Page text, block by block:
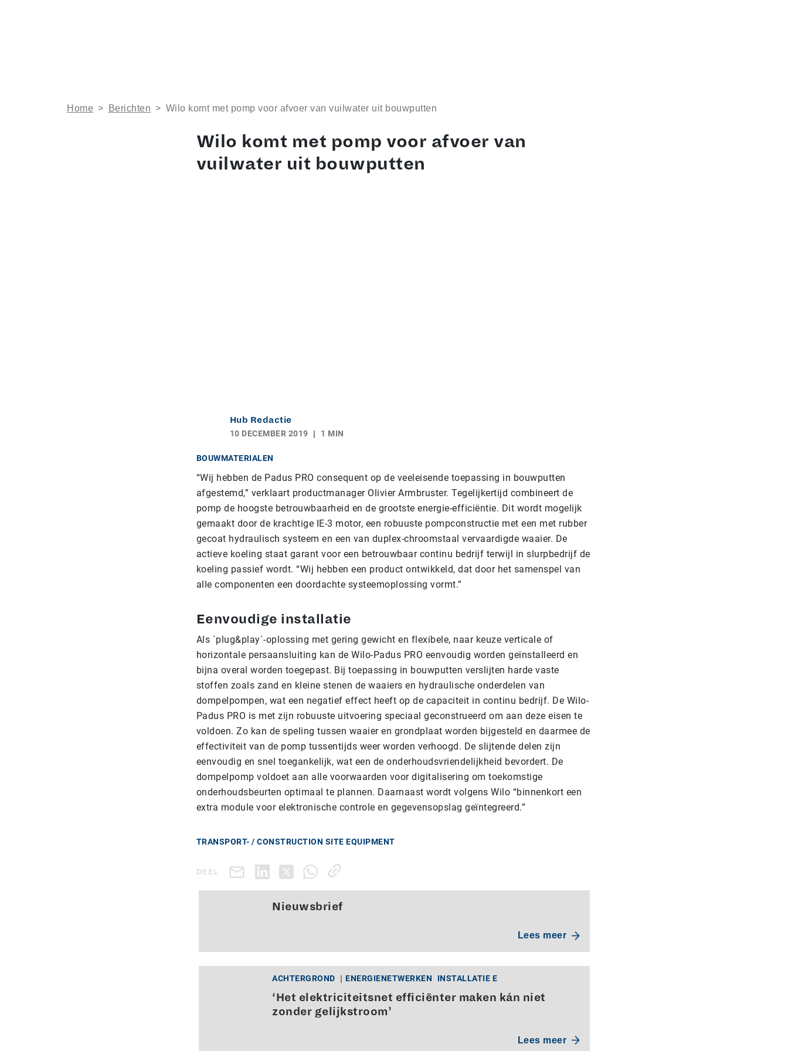
Home > Berichten > Wilo komt met pomp voor afvoer van vuilwater uit bouwputten
Wilo komt met pomp voor afvoer van
vuilwater uit bouwputten
Hub Redactie
10 DECEMBER 2019
1 MIN
BOUWMATERIALEN
“Wij hebben de Padus PRO consequent op de veeleisende toepassing in bouwputten
afgestemd,” verklaart productmanager Olivier Armbruster. Tegelijkertijd combineert de
pomp de hoogste betrouwbaarheid en de grootste energie-efficiëntie. Dit wordt mogelijk
gemaakt door de krachtige IE-3 motor, een robuuste pompconstructie met een met rubber
gecoat hydraulisch systeem en een van duplex-chroomstaal vervaardigde waaier. De
actieve koeling staat garant voor een betrouwbaar continu bedrijf terwijl in slurpbedrijf de
koeling passief wordt. “Wij hebben een product ontwikkeld, dat door het samenspel van
alle componenten een doordachte systeemoplossing vormt.”
Eenvoudige installatie
Als `plug&play`-oplossing met gering gewicht en flexibele, naar keuze verticale of
horizontale persaansluiting kan de Wilo-Padus PRO eenvoudig worden geïnstalleerd en
bijna overal worden toegepast. Bij toepassing in bouwputten verslijten harde vaste
stoffen zoals zand en kleine stenen de waaiers en hydraulische onderdelen van
dompelpompen, wat een negatief effect heeft op de capaciteit in continu bedrijf. De Wilo-
Padus PRO is met zijn robuuste uitvoering speciaal geconstrueerd om aan deze eisen te
voldoen. Zo kan de speling tussen waaier en grondplaat worden bijgesteld en daarmee de
effectiviteit van de pomp tussentijds weer worden verhoogd. De slijtende delen zijn
eenvoudig en snel toegankelijk, wat een de onderhoudsvriendelijkheid bevordert. De
dompelpomp voldoet aan alle voorwaarden voor digitalisering om toekomstige
onderhoudsbeurten optimaal te plannen. Daarnaast wordt volgens Wilo “binnenkort een
extra module voor elektronische controle en gegevensopslag geïntegreerd.”
TRANSPORT- / CONSTRUCTION SITE EQUIPMENT
DEEL
Nieuwsbrief
Lees meer
ACHTERGROND ENERGIENETWERKEN INSTALLATIE E
‘Het elektriciteitsnet efficiënter maken kán niet
zonder gelijkstroom’
Lees meer